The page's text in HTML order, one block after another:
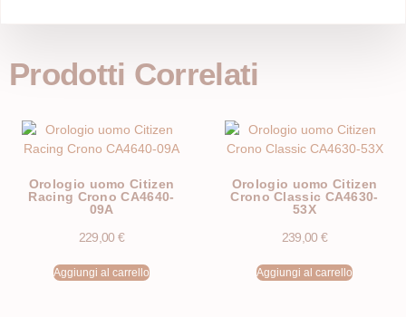
Prodotti Correlati
Orologio uomo Citizen
Racing Crono CA4640-
09A
229,00 €
Aggiungi al carrello
Orologio uomo Citizen
Crono Classic CA4630-
53X
239,00 €
Aggiungi al carrello